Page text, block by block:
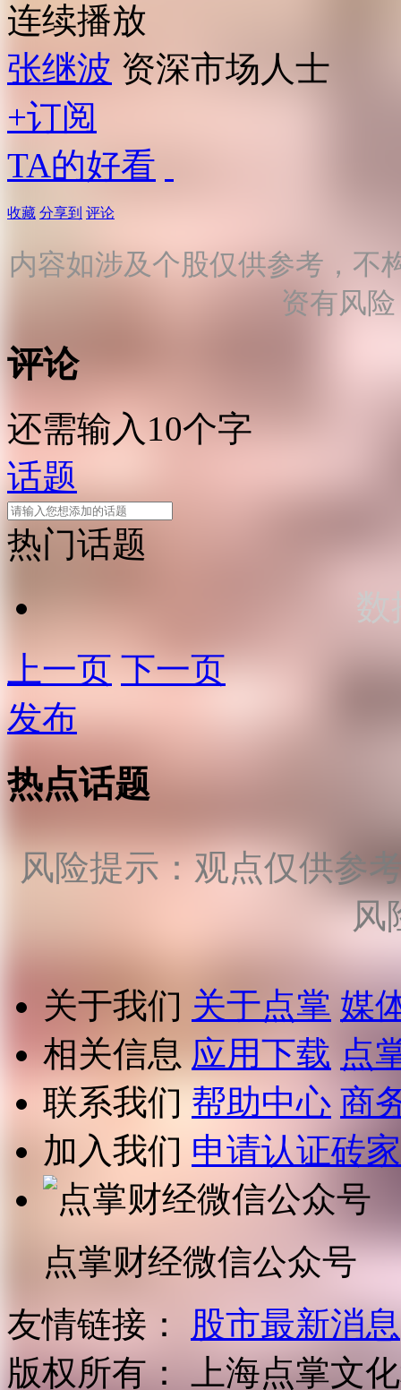
连续播放
张继波 资深市场人士
+订阅
TA的好看
收藏 分享到 评论
内容如涉及个股仅供参考，不
资有风
评论
还需输入10个字
话题
热门话题
上一页 下一页
发布
热点话题
风险提示：观点仅供参
风
关于我们 关于点掌 媒
相关信息 应用下载 点
联系我们 帮助中心 商
加入我们 申请认证砖家
点掌财经微信公众号
友情链接：
股市最新消息
版权所有：
上海点掌文